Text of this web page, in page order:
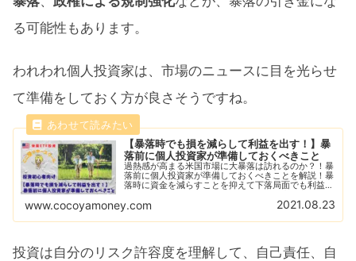
る可能性もあります。
われわれ個人投資家は、市場のニュースに目を光らせ
て準備をしておく方が良さそうですね。
【暴落時でも損を減らして利益を出す！】暴
落前に個人投資家が準備しておくべきこと
過熱感が高まる米国市場に大暴落は訪れるのか？！暴
落前に個人投資家が準備しておくべきことを解説！暴
落時に資金を減らすことを抑えて下落局面でも利益を
す！CFDを活用して下落をチャンスに変えよう！
www.cocoyamoney.com 2021.08.23
投資は自分のリスク許容度を理解して、自己責任、自